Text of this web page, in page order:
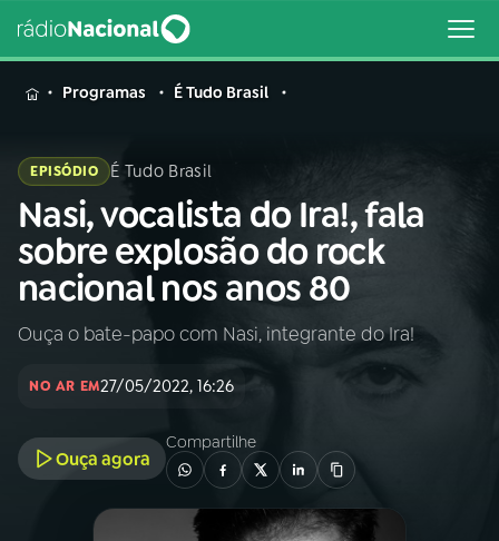
MENU
Buscar
na
Rádio
Nacional
Buscar
AO VIVO
02A RÁDIO
Programas É Tudo Brasil
EPISÓDIO É Tudo Brasil
Nasi, vocalista do Ira!, fala
sobre explosão do rock
nacional nos anos 80
Ouça o bate-papo com Nasi, integrante do Ira!
NO AR EM27/05/2022, 16:26
Ouça agora
Compartilhe